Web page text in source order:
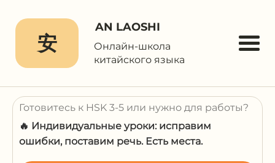
安
AN LAOSHI
Онлайн-школа
китайского языка
Готовитесь к HSK 3-5 или нужно для работы?
🔥 Индивидуальные уроки: исправим
ошибки, поставим речь. Есть места.